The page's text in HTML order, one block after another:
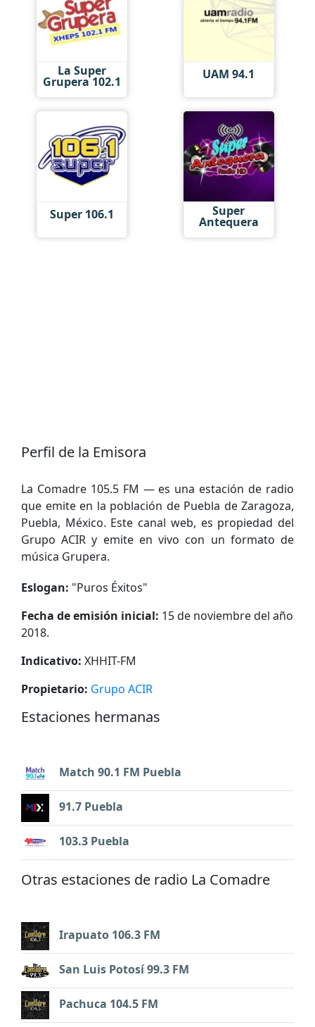
La Super
Grupera 102.1 UAM 94.1
Super 106.1 Super
Antequera
Perfil de la Emisora
La Comadre 105.5 FM — es una estación de radio
que emite en la población de Puebla de Zaragoza,
Puebla, México. Este canal web, es propiedad del
Grupo ACIR y emite en vivo con un formato de
música Grupera.
Eslogan: "Puros Éxitos"
Fecha de emisión inicial: 15 de noviembre del año
2018.
Indicativo: XHHIT-FM
Propietario: Grupo ACIR
Estaciones hermanas
Match 90.1 FM Puebla
91.7 Puebla
103.3 Puebla
Otras estaciones de radio La Comadre
Irapuato 106.3 FM
San Luis Potosí 99.3 FM
Pachuca 104.5 FM